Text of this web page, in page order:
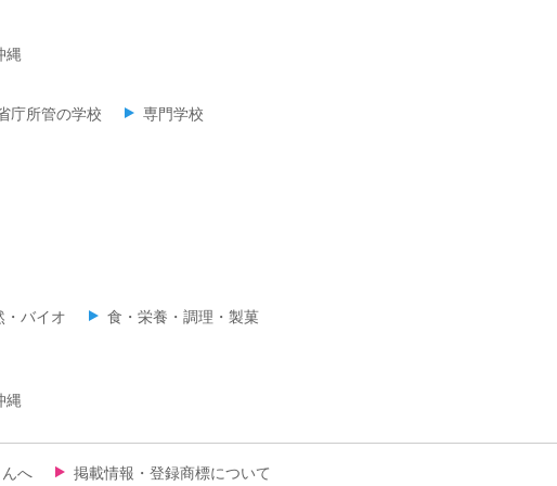
縄
庁所管の学校
専門学校
・バイオ 食・栄養・調理・製菓
縄
へ 掲載情報・登録商標について